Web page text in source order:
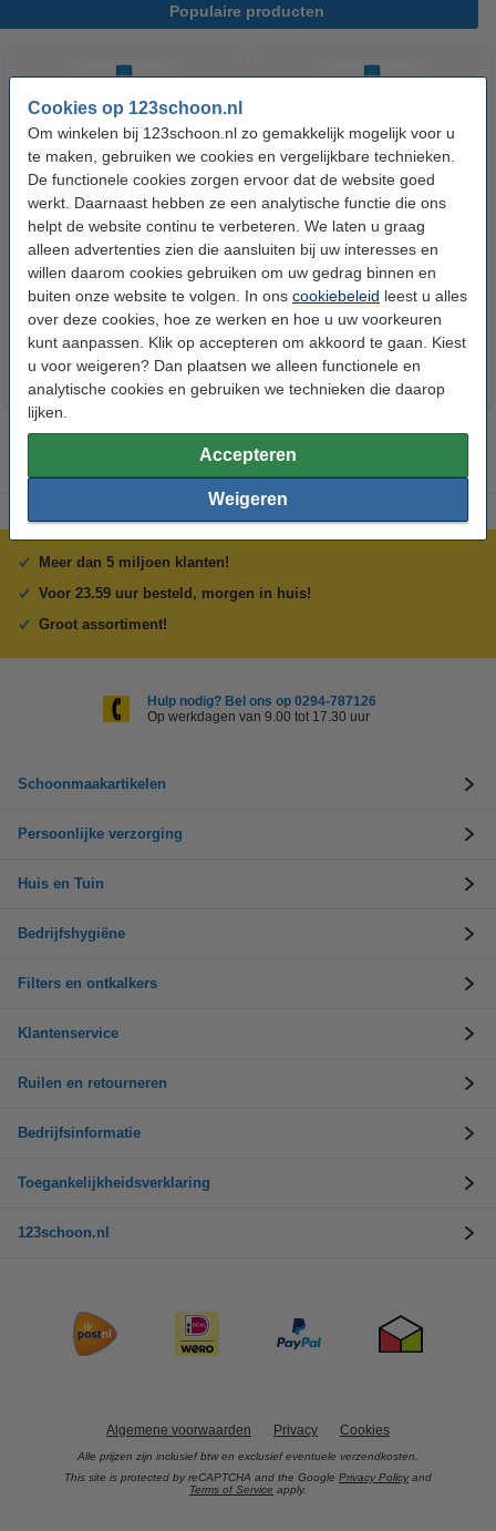
Cookies op 123schoon.nl
Om winkelen bij 123schoon.nl zo gemakkelijk mogelijk voor u
te maken, gebruiken we cookies en vergelijkbare technieken.
De functionele cookies zorgen ervoor dat de website goed
werkt. Daarnaast hebben ze een analytische functie die ons
helpt de website continu te verbeteren. We laten u graag
alleen advertenties zien die aansluiten bij uw interesses en
willen daarom cookies gebruiken om uw gedrag binnen en
buiten onze website te volgen. In ons cookiebeleid leest u alles
over deze cookies, hoe ze werken en hoe u uw voorkeuren
kunt aanpassen. Klik op accepteren om akkoord te gaan. Kiest
u voor weigeren? Dan plaatsen we alleen functionele en
analytische cookies en gebruiken we technieken die daarop
lijken.
Accepteren
Weigeren
Populaire producten
HG Ontkalker Voor Espresso-
en Koffiepadapparaten
(citroenzuur, 500 ml)
€ 4,79 Inclusief 21% BTW
HG Koffiemachine Ontkalker |
Melkzuur (500 ml)
€ 6,99 Inclusief 21% BTW
Meer dan 5 miljoen klanten!
Voor 23.59 uur besteld, morgen in huis!
Groot assortiment!
Hulp nodig? Bel ons op 0294-787126
Op werkdagen van 9.00 tot 17.30 uur
Schoonmaakartikelen
Persoonlijke verzorging
Huis en Tuin
Bedrijfshygiëne
Filters en ontkalkers
Klantenservice
Ruilen en retourneren
Bedrijfsinformatie
Toegankelijkheidsverklaring
123schoon.nl
Algemene voorwaarden Privacy Cookies
Alle prijzen zijn inclusief btw en exclusief eventuele verzendkosten.
This site is protected by reCAPTCHA and the Google Privacy Policy and
Terms of Service apply.